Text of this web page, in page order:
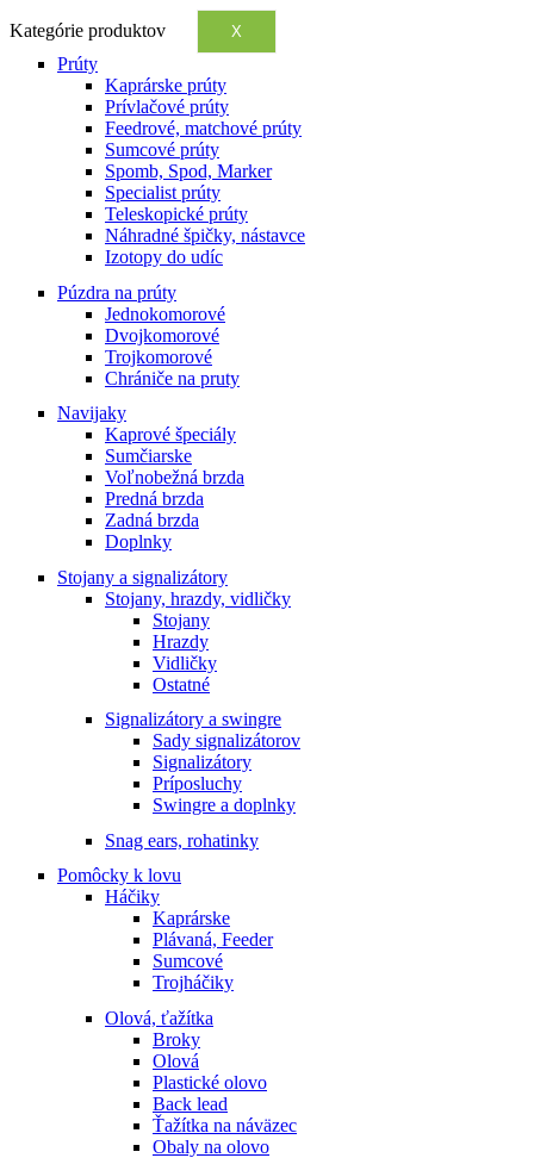
Kategórie produktov X
Prúty
Kaprárske prúty
Prívlačové prúty
Feedrové, matchové prúty
Sumcové prúty
Spomb, Spod, Marker
Specialist prúty
Teleskopické prúty
Náhradné špičky, nástavce
Izotopy do udíc
Púzdra na prúty
Jednokomorové
Dvojkomorové
Trojkomorové
Chrániče na pruty
Navijaky
Kaprové špeciály
Sumčiarske
Voľnobežná brzda
Predná brzda
Zadná brzda
Doplnky
Stojany a signalizátory
Stojany, hrazdy, vidličky
Stojany
Hrazdy
Vidličky
Ostatné
Signalizátory a swingre
Sady signalizátorov
Signalizátory
Príposluchy
Swingre a doplnky
Snag ears, rohatinky
Pomôcky k lovu
Háčiky
Kaprárske
Plávaná, Feeder
Sumcové
Trojháčiky
Olová, ťažítka
Broky
Olová
Plastické olovo
Back lead
Ťažítka na náväzec
Obaly na olovo